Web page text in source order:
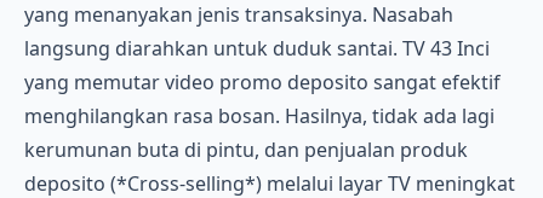
yang menanyakan jenis transaksinya. Nasabah
langsung diarahkan untuk duduk santai. TV 43 Inci
yang memutar video promo deposito sangat efektif
menghilangkan rasa bosan. Hasilnya, tidak ada lagi
kerumunan buta di pintu, dan penjualan produk
deposito (*Cross-selling*) melalui layar TV meningkat